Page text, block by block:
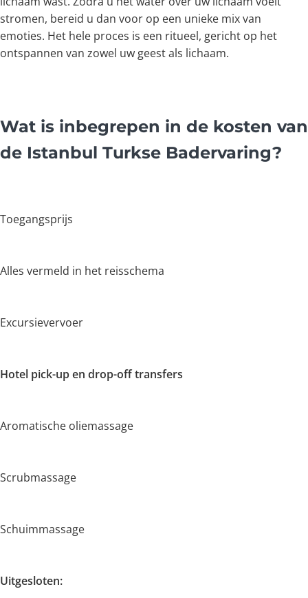
stromen, bereid u dan voor op een unieke mix van
emoties. Het hele proces is een ritueel, gericht op het
ontspannen van zowel uw geest als lichaam.
Wat is inbegrepen in de kosten van
de Istanbul Turkse Badervaring?
Toegangsprijs
Alles vermeld in het reisschema
Excursievervoer
Hotel pick-up en drop-off transfers
Aromatische oliemassage
Scrubmassage
Schuimmassage
Uitgesloten: